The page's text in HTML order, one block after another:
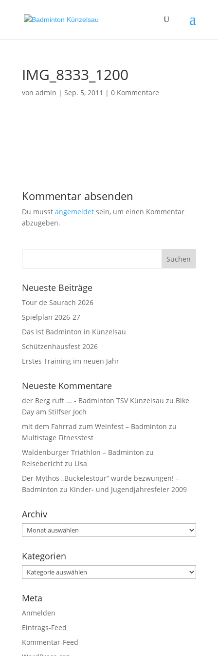
IMG_8333_1200
von admin | Sep. 5, 2011 | 0 Kommentare
Kommentar absenden
Du musst angemeldetsein, um einen Kommentar
abzugeben.
Neueste Beiträge
Tour de Saurach 2026
Spielplan 2026-27
Das ist Badminton in Künzelsau
Schützenhausfest 2026
Erstes Training im neuen Jahr
Neueste Kommentare
der Berg ruft ... - Badminton TSV Künzelsau zu Bike
Day am Stilfser Joch
mit dem Fahrrad zum Weinfest – Badminton zu
Multistage Fitnesstest
Waldenburger Triathlon – Badminton zu
Reisebericht zu Lisa
Der Mythos „Buckelestour“ wurde bezwungen! –
Badminton zu Kinder- und Jugendjahresfeier 2009
Archiv
Kategorien
Meta
Anmelden
Eintrags-Feed
Kommentar-Feed